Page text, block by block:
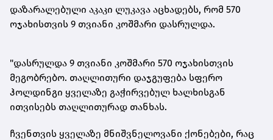
დაზარალებული აკაკი ლუკავა აცხადებს, რომ 570
ოჯახისთვის 9 თვიანი კოშმარი დასრულდა.
"დასრულდა 9 თვიანი კოშმარი 570 ოჯახისთვის
მეგობრებო. თაღლითური დაჯგუფება სფერო
ჰოლდინგი ყველაზე გაჭირვებულ ხალხისგან
ითვისებს თაღლითურად თანხას.
ჩვენთვის ყველაზე მნიშვნელოვანი ქონებები, რაც